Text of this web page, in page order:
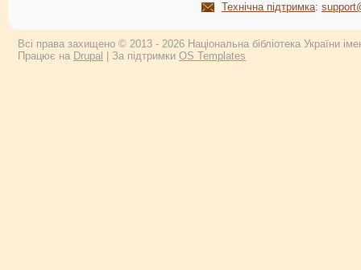
Технічна підтримка:
Всі права захищено © 2013 - 2026 Національна бібліотека України
Працює на Drupal | За підтримки OS Templates